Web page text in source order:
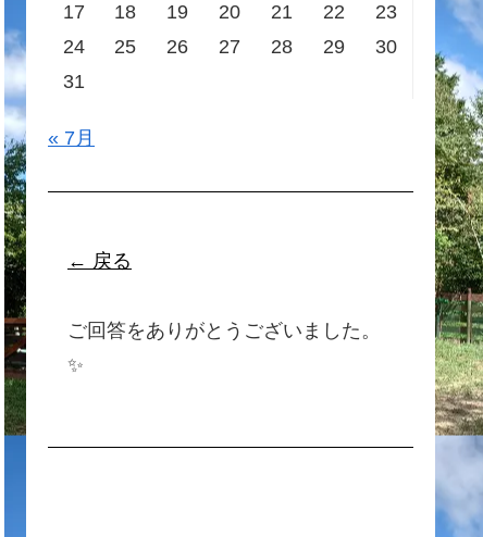
17
18 19 20 21 22
23
24
25 26 27 28 29
30
31
« 7月
← 戻る
ご回答をありがとうございました。
✨